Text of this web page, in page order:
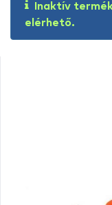
Inaktív
elérhető.